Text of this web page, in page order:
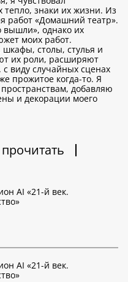
знаки их жизни. Из
работ «Домашний театр».
вышли», однако их
моих работ.
шкафы, столы, стулья и
их роли, расширяют
виду случайных сценах
прожитое когда-то. Я
добавляю
и декорации моего
AI «21-й век.
AI «21-й век.